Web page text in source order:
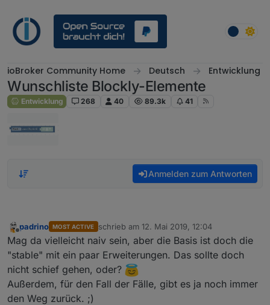
ioBroker Community Home Deutsch Entwicklung
Wunschliste Blockly-Elemente
Entwicklung 268 40 89.3k 41
Anmelden zum Antworten
Offline
padrino MOST ACTIVE schrieb am 12. Mai 2019, 12:04
zuletzt editiert von
Mag da vielleicht naiv sein, aber die Basis ist doch die
"stable" mit ein paar Erweiterungen. Das sollte doch
nicht schief gehen, oder?
Außerdem, für den Fall der Fälle, gibt es ja noch immer
den Weg zurück. ;)